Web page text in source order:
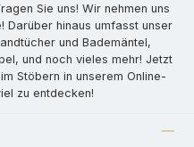
Sie uns! Wir nehmen uns
Darüber hinaus umfasst unser
und Bademäntel,
und noch vieles mehr! Jetzt
Stöbern in unserem Online-
zu entdecken!